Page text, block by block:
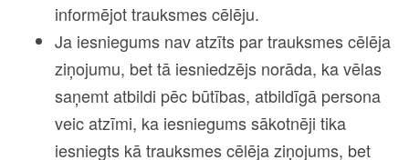
informējot trauksmes cēlēju.
Ja iesniegums nav atzīts par trauksmes cēlēja
ziņojumu, bet tā iesniedzējs norāda, kavēlas
saņemt atbildi pēc būtības, atbildīgā persona
veic atzīmi, ka iesniegums sākotnēji tika
iesniegts kā trauksmes cēlēja ziņojums, bet